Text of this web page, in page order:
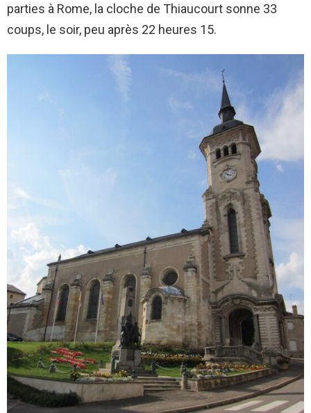
parties à Rome, la cloche de Thiaucourt sonne 33
coups, le soir, peu après 22 heures 15.